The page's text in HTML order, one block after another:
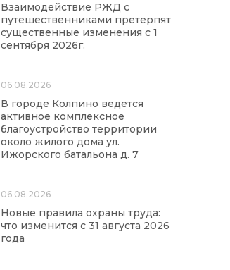
Взаимодействие РЖД с
путешественниками претерпят
существенные изменения с 1
сентября 2026г.
06.08.2026
В городе Колпино ведется
активное комплексное
благоустройство территории
около жилого дома ул.
Ижорского батальона д. 7
06.08.2026
Новые правила охраны труда:
что изменится с 31 августа 2026
года